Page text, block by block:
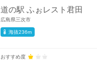
道の駅 ふぉレスト君田
広島県三次市
海抜236m
おすすめ度